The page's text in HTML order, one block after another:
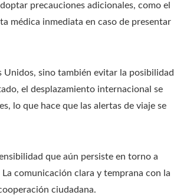
precauciones adicionales, como el
médica inmediata en caso de presentar
Unidos, sino también evitar la posibilidad
el desplazamiento internacional se
lo que hace que las alertas de viaje se
que aún persiste en torno a
comunicación clara y temprana con la
ciudadana.